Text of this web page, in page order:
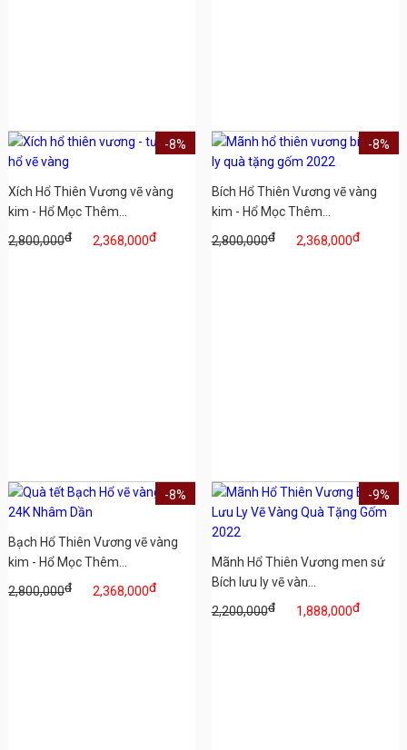
Xích Hổ Thiên Vương vẽ vàng
kim - Hổ Mọc Thêm...
2,800,000đ 2,368,000đ
-8%
Bích Hổ Thiên Vương vẽ vàng
kim - Hổ Mọc Thêm...
2,800,000đ 2,368,000đ
-8%
Bạch Hổ Thiên Vương vẽ vàng
kim - Hổ Mọc Thêm...
2,800,000đ 2,368,000đ
-8%
Mãnh Hổ Thiên Vương men sứ
Bích lưu ly vẽ vàn...
2,200,000đ 1,888,000đ
-9%